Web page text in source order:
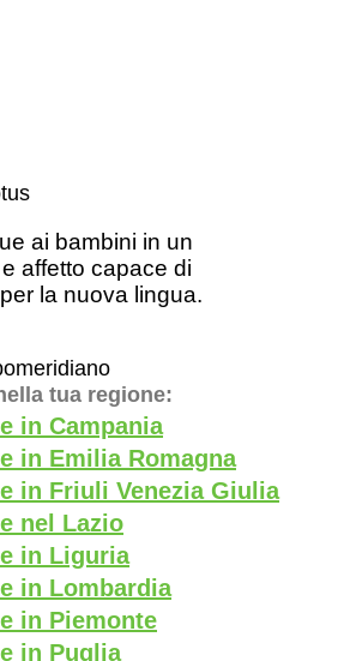
ai bambini in un
affetto capace di
la nuova lingua.
tua regione:
in Campania
in Emilia Romagna
in Friuli Venezia Giulia
nel Lazio
in Liguria
in Lombardia
in Piemonte
in Puglia